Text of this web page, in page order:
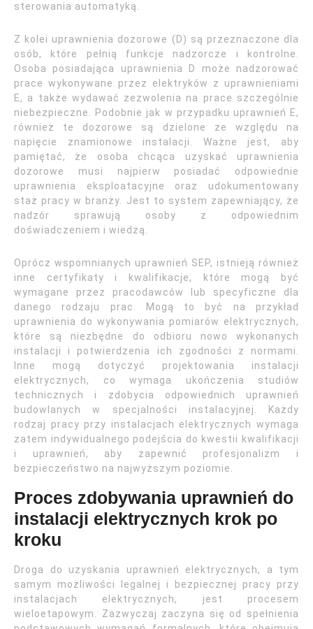
sterowania automatyką.
Z kolei uprawnienia dozorowe (D) są przeznaczone dla
osób, które pełnią funkcje nadzorcze i kontrolne.
Osoba posiadająca uprawnienia D może nadzorować
prace wykonywane przez elektryków z uprawnieniami
E, a także wydawać zezwolenia na prace szczególnie
niebezpieczne. Podobnie jak w przypadku uprawnień E,
również te dozorowe są dzielone ze względu na
napięcie znamionowe instalacji. Ważne jest, aby
pamiętać, że osoba chcąca uzyskać uprawnienia
dozorowe musi najpierw posiadać odpowiednie
uprawnienia eksploatacyjne oraz udokumentowany
staż pracy w branży. Jest to system zapewniający, że
nadzór sprawują osoby z odpowiednim
doświadczeniem i wiedzą.
Oprócz wspomnianych uprawnień SEP, istnieją również
inne certyfikaty i kwalifikacje, które mogą być
wymagane przez pracodawców lub specyficzne dla
danego rodzaju prac. Mogą to być na przykład
uprawnienia do wykonywania pomiarów elektrycznych,
które są niezbędne do odbioru nowo wykonanych
instalacji i potwierdzenia ich zgodności z normami.
Inne mogą dotyczyć projektowania instalacji
elektrycznych, co wymaga ukończenia studiów
technicznych i zdobycia odpowiednich uprawnień
budowlanych w specjalności instalacyjnej. Każdy
rodzaj pracy przy instalacjach elektrycznych wymaga
zatem indywidualnego podejścia do kwestii kwalifikacji
i uprawnień, aby zapewnić profesjonalizm i
bezpieczeństwo na najwyższym poziomie.
Proces zdobywania uprawnień do
instalacji elektrycznych krok po
kroku
Droga do uzyskania uprawnień elektrycznych, a tym
samym możliwości legalnej i bezpiecznej pracy przy
instalacjach elektrycznych, jest procesem
wieloetapowym. Zazwyczaj zaczyna się od spełnienia